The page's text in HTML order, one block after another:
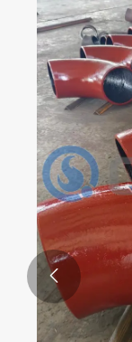
